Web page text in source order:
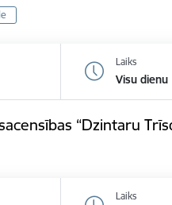
Laiks
Visu dienu
“Dzintaru
Laiks